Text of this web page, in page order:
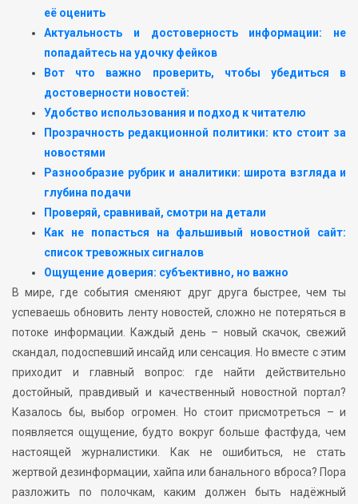
её оценить
Актуальность и достоверность информации: не
попадайтесь на удочку фейков
Вот что важно проверить, чтобы убедиться в
достоверности новостей:
Удобство использования и подход к читателю
Прозрачность редакционной политики: кто стоит за
новостями
Разнообразие рубрик и аналитики: широта взгляда и
глубина подачи
Проверяй, сравнивай, смотри на детали
Как не попасться на фальшивый новостной сайт:
список тревожных сигналов
Ощущение доверия: субъективно, но важно
В мире, где события сменяют друг друга быстрее, чем ты
успеваешь обновить ленту новостей, сложно не потеряться в
потоке информации. Каждый день – новый скачок, свежий
скандал, подоспевший инсайд или сенсация. Но вместе с этим
приходит и главный вопрос: где найти действительно
достойный, правдивый и качественный новостной портал?
Казалось бы, выбор огромен. Но стоит присмотреться – и
появляется ощущение, будто вокруг больше фастфуда, чем
настоящей журналистики. Как не ошибиться, не стать
жертвой дезинформации, хайпа или банального вброса? Пора
разложить по полочкам, каким должен быть надёжный